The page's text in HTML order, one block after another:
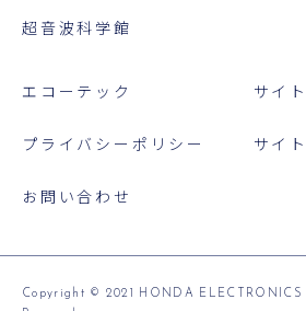
超音波科学館
エコーテック サイ
プライバシーポリシー サイ
お問い合わせ
Copyright © 2021 HONDA ELECTRONICS